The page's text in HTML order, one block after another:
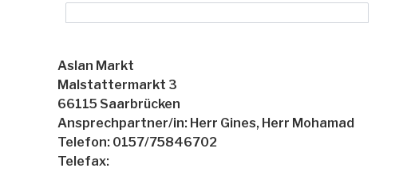
Aslan Markt
Malstattermarkt 3
66115 Saarbrücken
Ansprechpartner/in: Herr Gines, Herr Mohamad
Telefon: 0157/75846702
Telefax: